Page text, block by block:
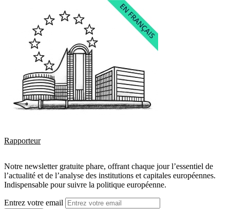
Rapporteur
Notre newsletter gratuite phare, offrant chaque jour l’essentiel de
l’actualité et de l’analyse des institutions et capitales européennes.
Indispensable pour suivre la politique européenne.
Entrez votre email